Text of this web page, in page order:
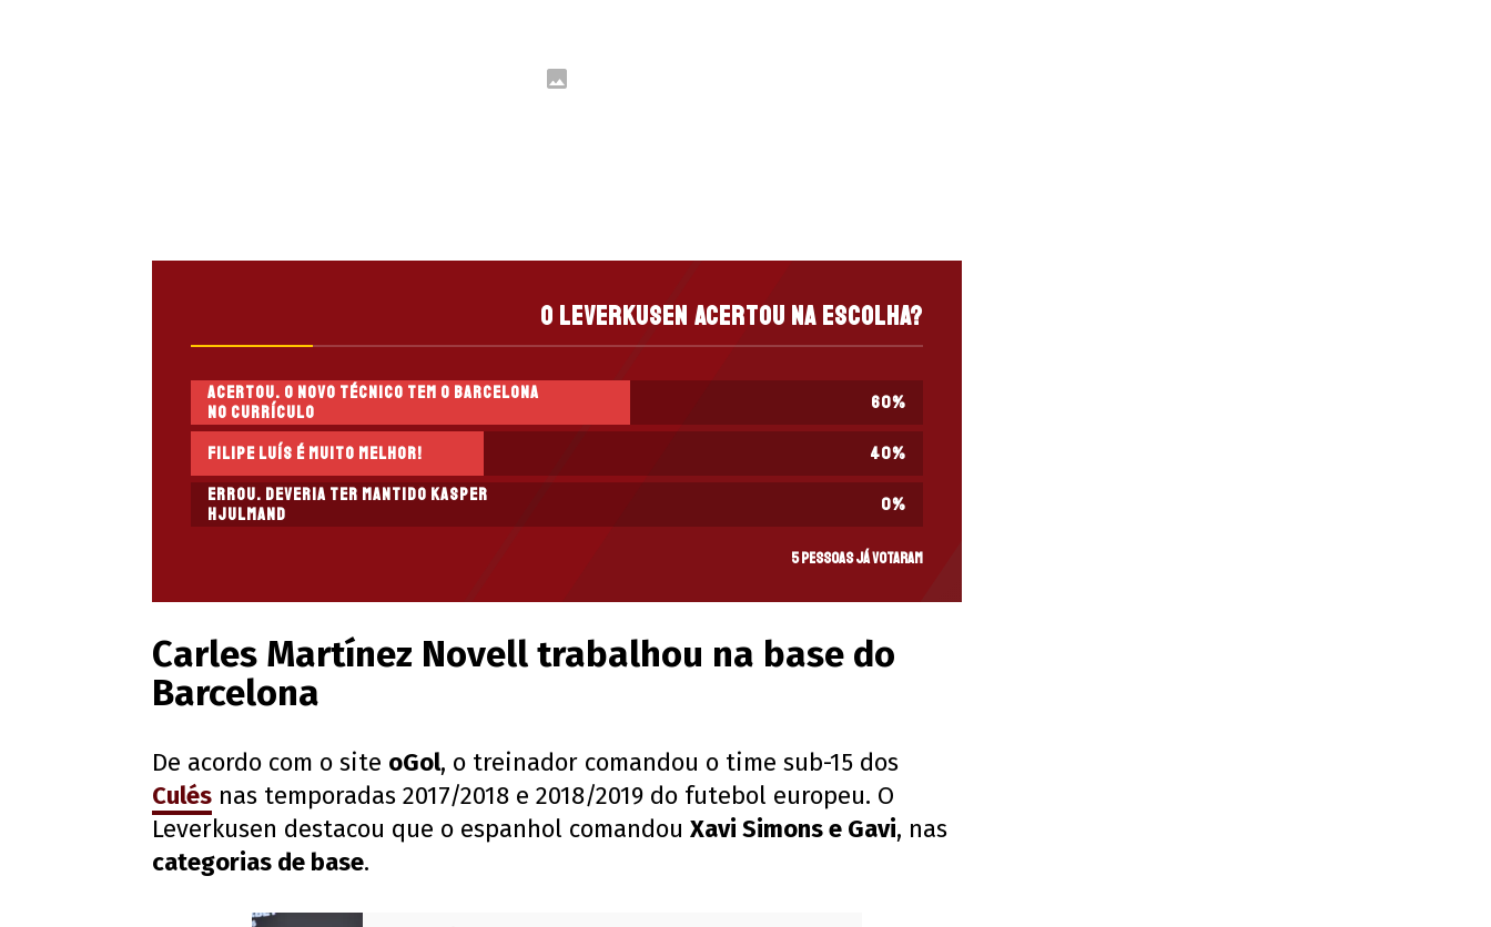
O Leverkusen acertou na escolha?
Acertou. O novo técnico tem o Barcelona
no currículo
60%
Filipe Luís é muito melhor! 40%
Errou. Deveria ter mantido Kasper
Hjulmand
0%
5 pessoas já votaram
Carles Martínez Novell trabalhou na base do
Barcelona
De acordo com o site oGol, o treinador comandou o time sub-15 dos
Culés nas temporadas 2017/2018 e 2018/2019 do futebol europeu. O
Leverkusen destacou que o espanhol comandou Xavi Simons e Gavi, nas
categorias de base.